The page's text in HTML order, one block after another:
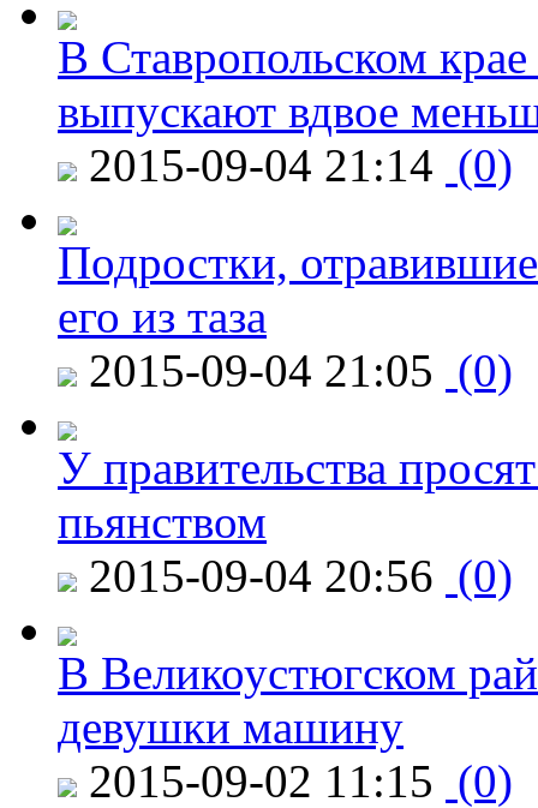
В Ставропольском
выпускают вдвое
2015-09-04 21:14 (0)
Подростки,
его из таза
2015-09-04 21:05 (0)
У правительства
пьянством
2015-09-04 20:56 (0)
В Великоустюгском
девушки машину
2015-09-02 11:15 (0)